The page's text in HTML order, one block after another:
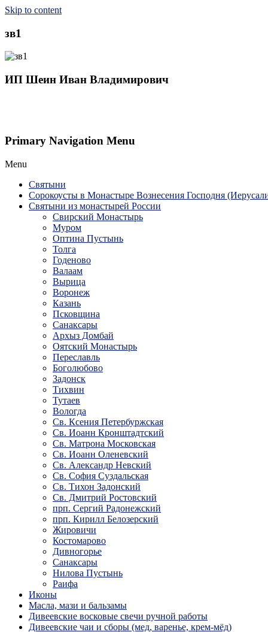
Skip to content
зв1
ИП Шеин Иван Владимирович
Primary Navigation Menu
Menu
Святыни
Сорокоусты в Монастыре Вознесения Господня
Святыни из монастырей России
Свирский Монастырь
Муром
Оптина Пустынь
Толга
Годеново
Валаам
Вырица
Воронеж
Казань
Псковщина
Санаксары
Архыз Домбай
Оятский Монастырь
Переславль
Боголюбово
Задонск
Тихвин
Тутаев
Вологда
Св. Ксения Петербуржская
Св. Иоанн Кронштадтский
Св. Матрона Московская
Св. Иоанн Оленевский
Св. Александр Невский
Св. София Суздальская
Св. Тихон Задонский
Св. Дмитрий Ростовский
прп. Сергий Радонежский
прп. Кирилл Белозерский
Жировичи
Костомарово
Дивногорье
Санаксары
Нилова Пустынь
Раифа
Иконы
Масла, мази и бальзамы
Дивеевские восковые свечи ручной работы
Дивеевские чаи и сборы (мед, варенье, крем-мёд)